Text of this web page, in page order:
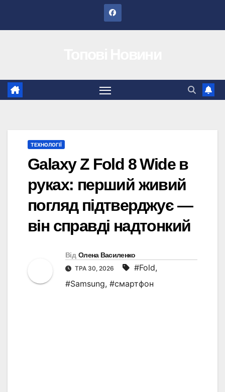
ТЕХНОЛОГІЇ
Galaxy Z Fold 8 Wide в
руках: перший живий
погляд підтверджує —
він справді надтонкий
Від Олена Василенко
ТРА 30, 2026 #Fold,
#Samsung, #смартфон